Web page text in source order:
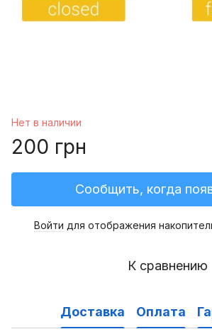
Нет в наличии
200 грн
Сообщить, когда
Войти для отображения
К сравнению
Доставка Оплата